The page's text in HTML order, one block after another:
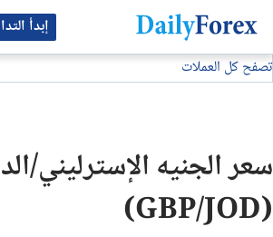
إبدأ
بيان إعلاني
تصفح كل العملات
GBP/USD
USD/JPY
سعر الجنيه الإسترليني/
(GBP/JOD)